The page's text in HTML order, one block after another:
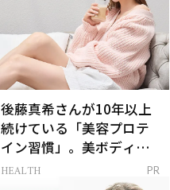
後藤真希さんが10年以上
続けている「美容プロテ
イン習慣」。美ボディを
支える朝ルーティンと
HEALTH PR